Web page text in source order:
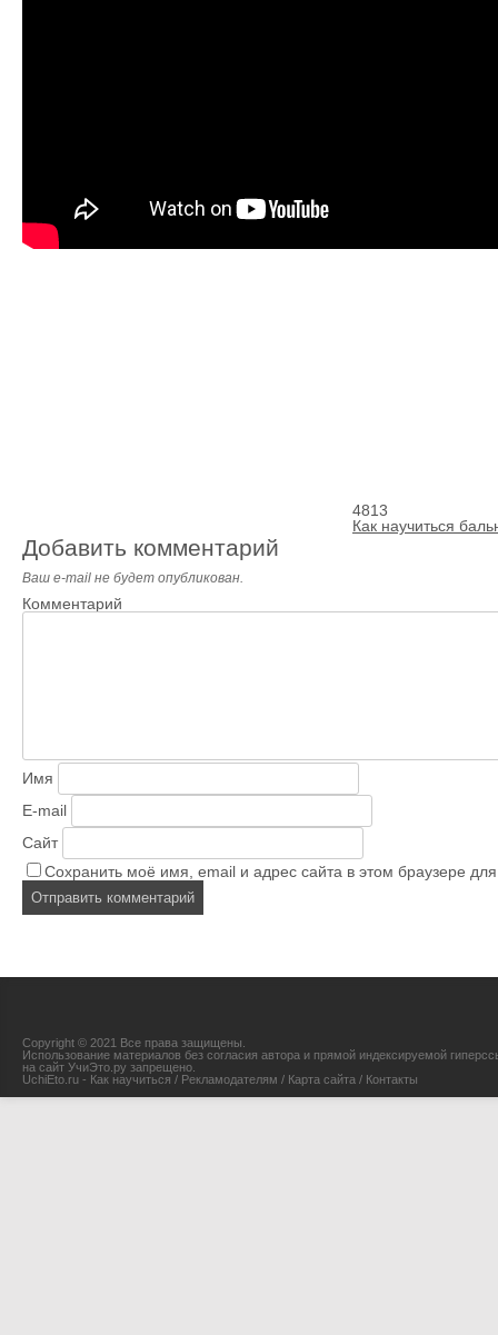
4813
Как научиться
Добавить комментарий
Ваш e-mail не будет опубликован.
Комментарий
Имя
E-mail
Сайт
Сохранить моё имя, email и адрес сайта в этом браузере
Copyright © 2021 Все права защищены.
Использование материалов без согласия автора и прямой индексируемой
на сайт УчиЭто.ру запрещено.
UchiEto.ru - Как научиться / Рекламодателям / Карта сайта / Контакты